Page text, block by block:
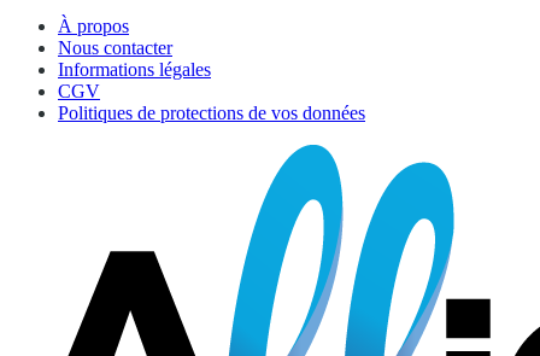
À propos
Nous contacter
Informations légales
CGV
Politiques de protections de vos données